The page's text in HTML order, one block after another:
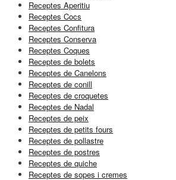
Receptes Aperitiu
Receptes Cocs
Receptes Confitura
Receptes Conserva
Receptes Coques
Receptes de bolets
Receptes de Canelons
Receptes de conill
Receptes de croquetes
Receptes de Nadal
Receptes de peix
Receptes de petits fours
Receptes de pollastre
Receptes de postres
Receptes de quiche
Receptes de sopes i cremes